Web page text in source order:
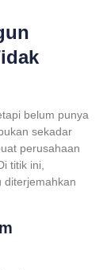
belum punya
sekadar
perusahaan
titik ini,
diterjemahkan